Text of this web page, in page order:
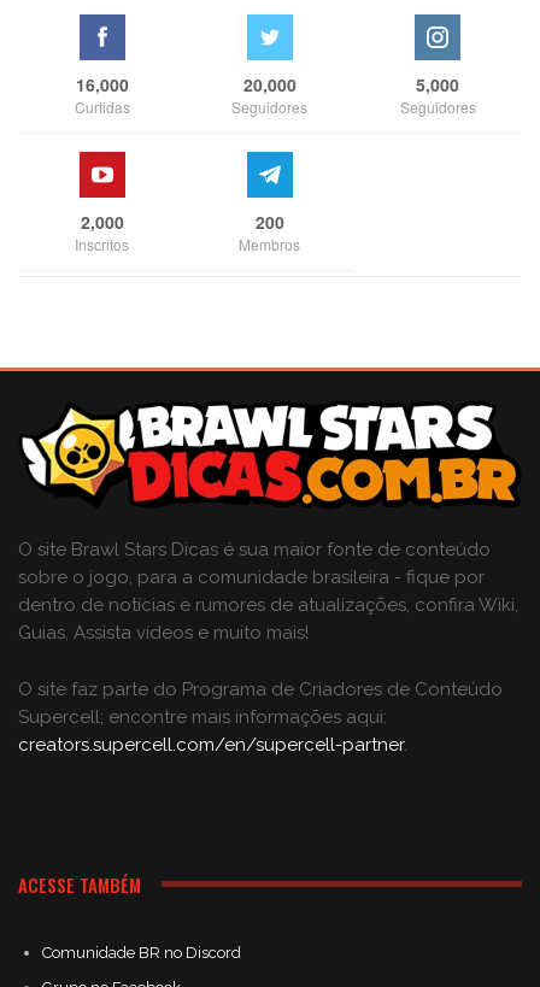
16,000
Curtidas
20,000
Seguidores
5,000
Seguidores
2,000
Inscritos
200
Membros
O site Brawl Stars Dicas é sua maior fonte de conteúdo
sobre o jogo, para a comunidade brasileira - fique por
dentro de notícias e rumores de atualizações, confira Wiki,
Guias, Assista vídeos e muito mais!
O site faz parte do Programa de Criadores de Conteúdo
Supercell; encontre mais informações aqui:
creators.supercell.com/en/supercell-partner.
ACESSE TAMBÉM
Comunidade BR no Discord